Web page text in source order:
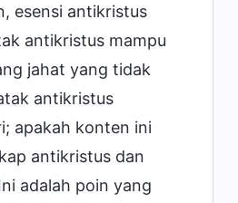
esensi antikristus
antikristus mampu
jahat yang tidak
antikristus
apakah konten ini
antikristus dan
adalah poin yang